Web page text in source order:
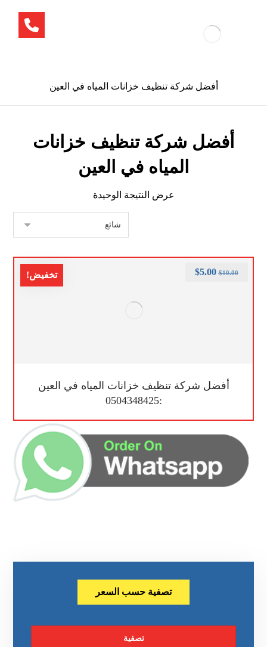
أفضل شركة تنظيف خزانات المياه في العين
أفضل شركة تنظيف خزانات
المياه في العين
عرض النتيجة الوحيدة
تخفيض!
أفضل شركة تنظيف خزانات المياه في العين
:0504348425
$10.00
$5.00
تصفية حسب السعر
تصفية